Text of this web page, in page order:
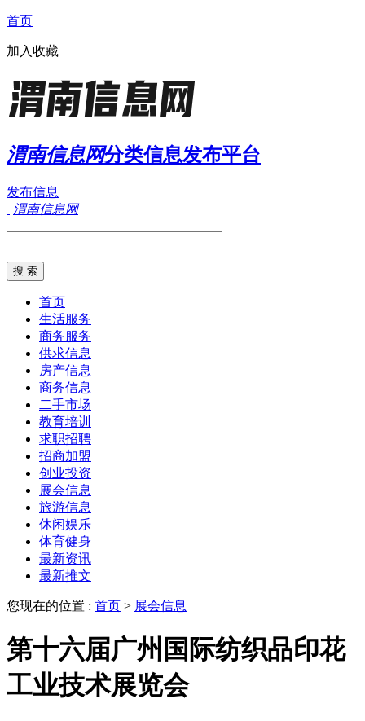
首页
加入收藏
渭南信息网分类信息发布平台
发布信息
渭南信息网
首页
生活服务
商务服务
供求信息
房产信息
商务信息
二手市场
教育培训
求职招聘
招商加盟
创业投资
展会信息
旅游信息
休闲娱乐
体育健身
最新资讯
最新推文
您现在的位置 : 首页 > 展会信息
第十六届广州国际纺织品印花
工业技术展览会